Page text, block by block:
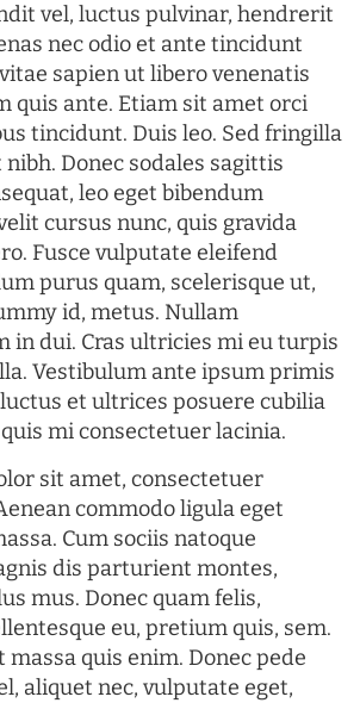
vel, luctus pulvinar, hendrerit
nec odio et ante tincidunt
sapien ut libero venenatis
quis ante. Etiam sit amet orci
tincidunt. Duis leo. Sed fringilla
Donec sodales sagittis
leo eget bibendum
cursus nunc, quis gravida
Fusce vulputate eleifend
purus quam, scelerisque ut,
id, metus. Nullam
in dui. Cras ultricies mi eu turpis
Vestibulum ante ipsum primis
et ultrices posuere cubilia
mi consectetuer lacinia.
sit amet, consectetuer
commodo ligula eget
Cum sociis natoque
dis parturient montes,
mus. Donec quam felis,
eu, pretium quis, sem.
massa quis enim. Donec pede
aliquet nec, vulputate eget,